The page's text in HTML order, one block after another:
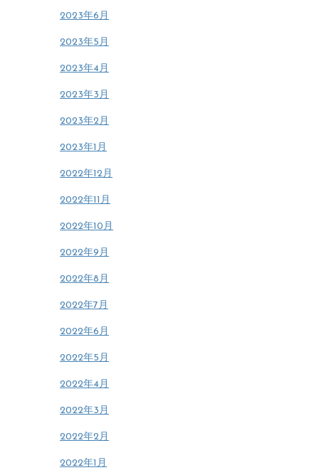
2023年6月
2023年5月
2023年4月
2023年3月
2023年2月
2023年1月
2022年12月
2022年11月
2022年10月
2022年9月
2022年8月
2022年7月
2022年6月
2022年5月
2022年4月
2022年3月
2022年2月
2022年1月